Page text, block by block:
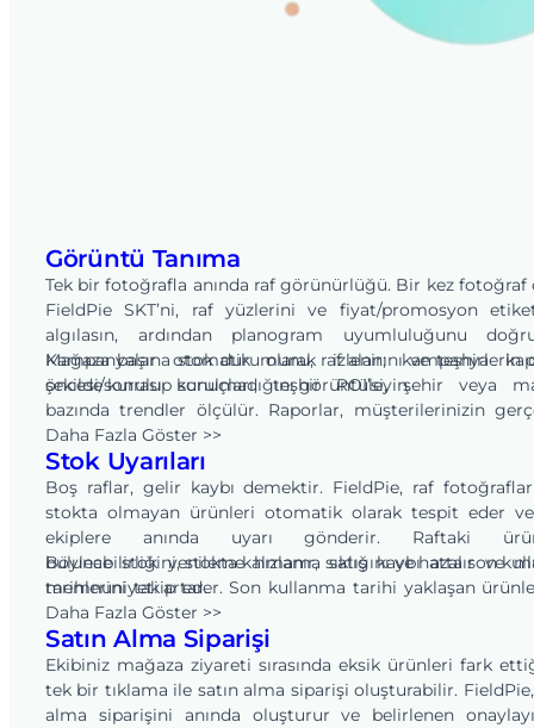
Görüntü Tanıma
Tek bir fotoğrafla anında raf görünürlüğü. Bir kez fotoğraf
FieldPie SKT’ni, raf yüzlerini ve fiyat/promosyon
algılasın, ardından planogram uyumluluğunu
Mağaza başına stok durumunu, raf alanını ve teşhirlerin
şekilde kurulup kurulmadığını görüntüleyin.
Kampanyalar otomatik olarak izlenir; kampanya
öncesi/sonrası sonuçları, teşhir ROI’si, şehir veya
bazında trendler ölçülür. Raporlar, müşterilerinizin
görmek istediği metriklerle net ve marka odaklıdır.
Daha Fazla Göster >>
Stok Uyarıları
Boş raflar, gelir kaybı demektir. FieldPie, raf
stokta olmayan ürünleri otomatik olarak tespit eder
ekiplere anında uyarı gönderir. Raftaki
bulunabilirliğini, stokta kalmama sıklığını ve hatta son
tarihlerini takip eder. Son kullanma tarihi yaklaşan
ekipleri önceden bilgilendirir.
Böylece stok yenileme hızlanır, satış kaybı azalır ve
memnuniyeti artar.
Daha Fazla Göster >>
Satın Alma Siparişi
Ekibiniz mağaza ziyareti sırasında eksik ürünleri fark
tek bir tıklama ile satın alma siparişi oluşturabilir. FieldPie,
alma siparişini anında oluşturur ve belirlenen